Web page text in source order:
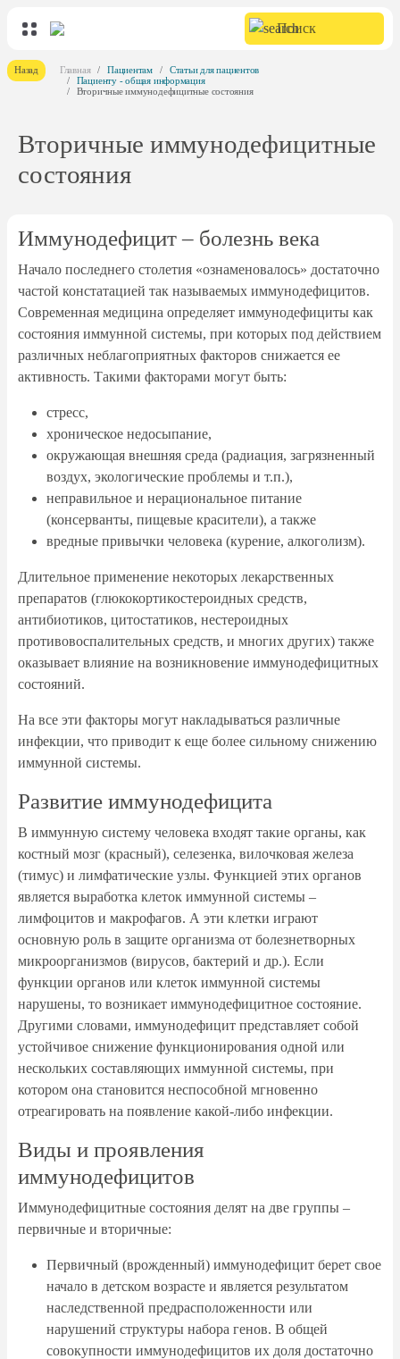
Назад Главная Пациентам
Статьи для пациентов
Пациенту - общая информация
Вторичные иммунодефицитные состояния
Вторичные иммунодефицитные
состояния
Иммунодефицит – болезнь века
Начало последнего столетия «ознаменовалось» достаточно
частой констатацией так называемых иммунодефицитов.
Современная медицина определяет иммунодефициты как
состояния иммунной системы, при которых под действием
различных неблагоприятных факторов снижается ее
активность. Такими факторами могут быть:
стресс,
хроническое недосыпание,
окружающая внешняя среда (радиация, загрязненный
воздух, экологические проблемы и т.п.),
неправильное и нерациональное питание
(консерванты, пищевые красители), а также
вредные привычки человека (курение, алкоголизм).
Длительное применение некоторых лекарственных
препаратов (глюкокортикостероидных средств,
антибиотиков, цитостатиков, нестероидных
противовоспалительных средств, и многих других) также
оказывает влияние на возникновение иммунодефицитных
состояний.
На все эти факторы могут накладываться различные
инфекции, что приводит к еще более сильному снижению
иммунной системы.
Развитие иммунодефицита
В иммунную систему человека входят такие органы, как
костный мозг (красный), селезенка, вилочковая железа
(тимус) и лимфатические узлы. Функцией этих органов
является выработка клеток иммунной системы –
лимфоцитов и макрофагов. А эти клетки играют
основную роль в защите организма от болезнетворных
микроорганизмов (вирусов, бактерий и др.). Если
функции органов или клеток иммунной системы
нарушены, то возникает иммунодефицитное состояние.
Другими словами, иммунодефицит представляет собой
устойчивое снижение функционирования одной или
нескольких составляющих иммунной системы, при
котором она становится неспособной мгновенно
отреагировать на появление какой-либо инфекции.
Виды и проявления
иммунодефицитов
Иммунодефицитные состояния делят на две группы –
первичные и вторичные:
Первичный (врожденный) иммунодефицит берет свое
начало в детском возрасте и является результатом
наследственной предрасположенности или
нарушений структуры набора генов. В общей
совокупности иммунодефицитов их доля достаточно